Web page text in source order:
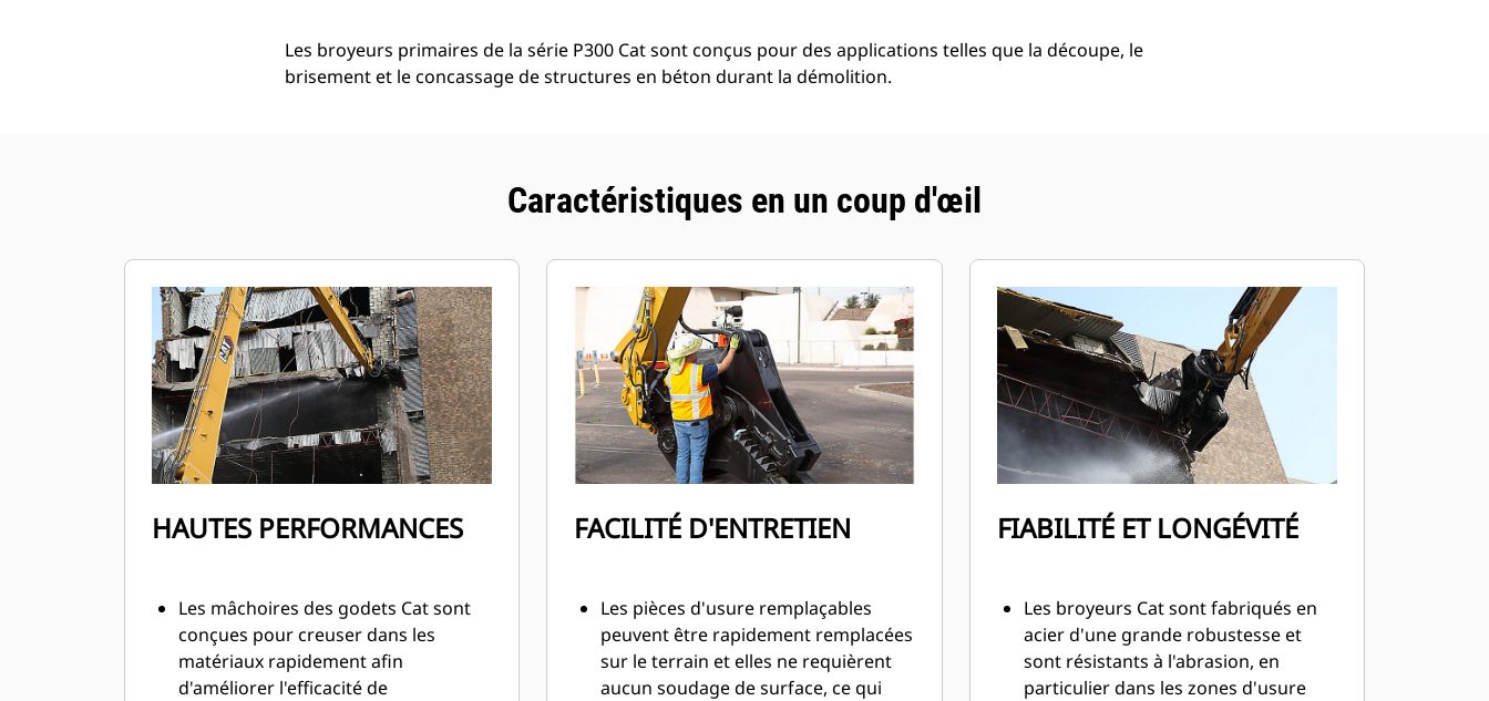
Les broyeurs primaires de la série P300 Cat sont conçus pour des applications telles que la découpe, le
brisement et le concassage de structures en béton durant la démolition.
Caractéristiques en un coup d'œil
HAUTES PERFORMANCES
Les mâchoires des godets Cat sont
conçues pour creuser dans les
matériaux rapidement afin
d'améliorer l'efficacité de
FACILITÉ D'ENTRETIEN
Les pièces d'usure remplaçables
peuvent être rapidement remplacées
sur le terrain et elles ne requièrent
aucun soudage de surface, ce qui
FIABILITÉ ET LONGÉVITÉ
Les broyeurs Cat sont fabriqués en
acier d'une grande robustesse et
sont résistants à l'abrasion, en
particulier dans les zones d'usure